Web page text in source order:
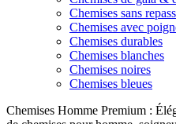
Chemises sans
Chemises avec
Chemises durables
Chemises blanches
Chemises noires
Chemises bleues
Chemises Homme Premium :